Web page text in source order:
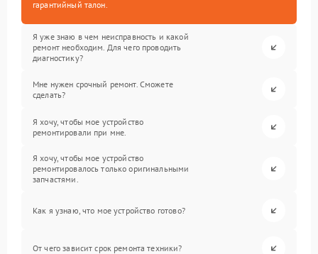
гарантийный талон.
Я уже знаю в чем неисправность и какой
ремонт необходим. Для чего проводить
диагностику?
Мне нужен срочный ремонт. Сможете
сделать?
Я хочу, чтобы мое устройство
ремонтировали при мне.
Я хочу, чтобы мое устройство
ремонтировалось только оригинальными
запчастями.
Как я узнаю, что мое устройство готово?
От чего зависит срок ремонта техники?